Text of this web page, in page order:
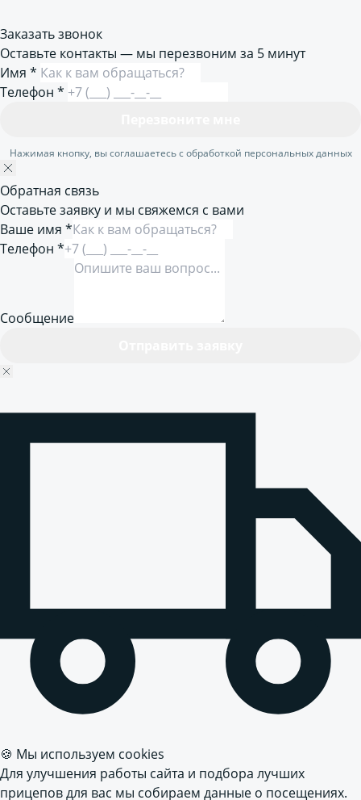
Заказать звонок
Оставьте контакты — мы перезвоним за 5 минут
Имя *
Телефон *
Нажимая кнопку, вы соглашаетесь с обработкой персональных данных
Обратная связь
Оставьте заявку и мы свяжемся с вами
Ваше имя *
Телефон *
Сообщение
🍪 Мы используем cookies
Для улучшения работы сайта и подбора лучших
прицепов для вас мы собираем данные о посещениях.